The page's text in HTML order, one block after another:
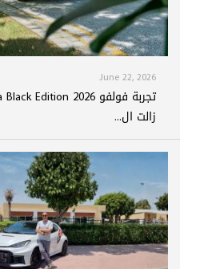
June 22, 2026
زالت ال...